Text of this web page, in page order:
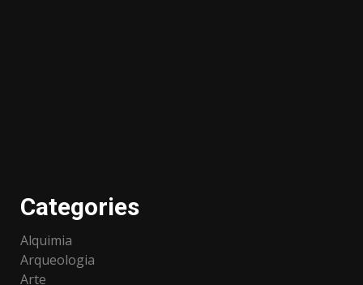
Categories
Alquimia
Arqueologia
Arte